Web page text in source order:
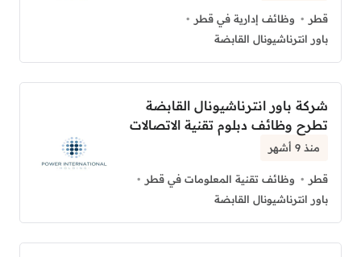
قطر
وظائف إدارية في قطر
باور انترناشيونال القابضة
شركة باور انترناشيونال القابضة
تطرح وظائف دبلوم تقنية الاتصالات
منذ 9 أشهر
قطر
وظائف تقنية المعلومات في قطر
باور انترناشيونال القابضة